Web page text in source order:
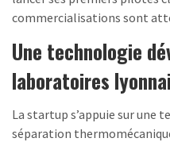
commercialisations sont
Une technologie
laboratoires
La startup s’appuie sur une
séparation